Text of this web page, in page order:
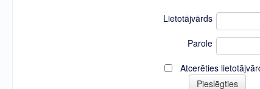
Lietotājvārds
Parole
Atcerēties